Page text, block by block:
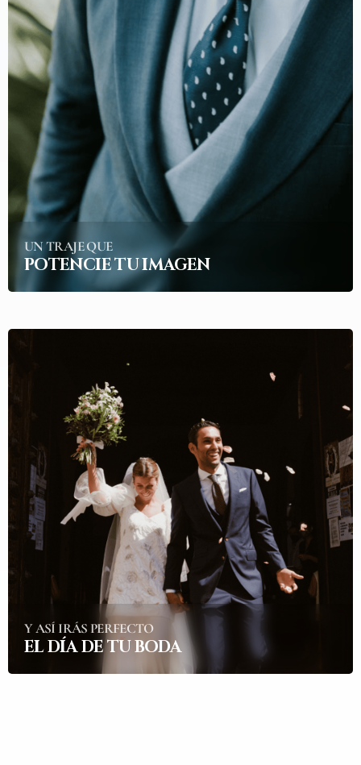
UN TRAJE QUE
POTENCIE TU IMAGEN
Y ASÍ IRÁS PERFECTO
EL DÍA DE TU BODA